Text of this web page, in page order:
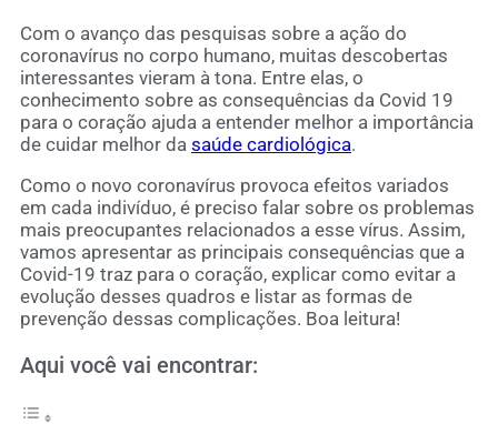
Com o avanço das pesquisas sobre a ação do
coronavírus no corpo humano, muitas descobertas
interessantes vieram à tona. Entre elas, o
conhecimento sobre as consequências da Covid 19
para o coração ajuda a entender melhor a importância
de cuidar melhor da saúde cardiológica.
Como o novo coronavírus provoca efeitos variados
em cada indivíduo, é preciso falar sobre os problemas
mais preocupantes relacionados a esse vírus. Assim,
vamos apresentar as principais consequências que a
Covid-19 traz para o coração, explicar como evitar a
evolução desses quadros e listar as formas de
prevenção dessas complicações. Boa leitura!
Aqui você vai encontrar: